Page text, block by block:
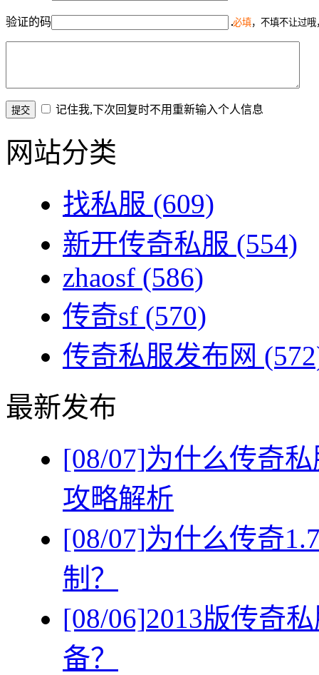
验证的码 必填，不填不让过
记住我,下次回复时不用重新输入个人信息
网站分类
找私服 (609)
新开传奇私服 (554)
zhaosf (586)
传奇sf (570)
传奇私服发布网
最新发布
[08/07]为什么传奇
攻略解析
[08/07]为什么传奇
制？
[08/06]2013版传奇
备？